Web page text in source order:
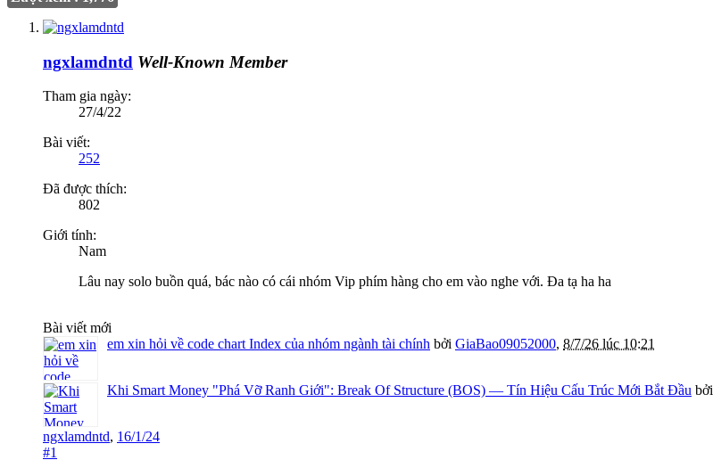
ngxlamdntd Well-Known Member
Tham gia ngày:
27/4/22
Bài viết:
252
Đã được thích:
802
Giới tính:
Nam
Lâu nay solo buồn quá, bác nào có cái nhóm Vip phím hàng cho em vào nghe với. Đa tạ ha ha
Bài viết mới
em xin hỏi về code chart Index của nhóm ngành tài chính bởi GiaBao09052000, 8/7/26 lúc 10:21
Khi Smart Money "Phá Vỡ Ranh Giới": Break Of Structure (BOS) — Tín Hiệu Cấu Trúc Mới Bắt Đầu bởi
ngxlamdntd, 16/1/24
#1